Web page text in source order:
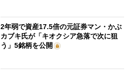
2年弱で資産17.5倍の元証券マン・かぶ
カブキ氏が「キオクシア急落で次に狙
う」5銘柄を公開